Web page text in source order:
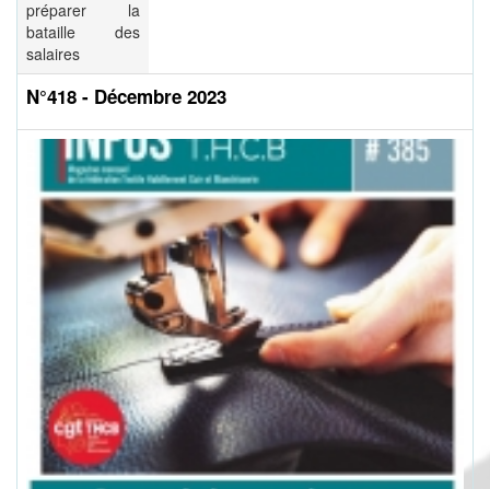
préparer la
bataille des
salaires
N°418 - Décembre 2023